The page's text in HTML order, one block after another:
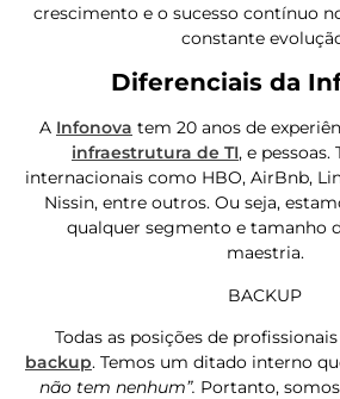
crescimento e o sucesso contínuo
constante
Diferenciais da
A Infonova tem 20 anos de
infraestrutura de TI, e pessoas.
internacionais como HBO, AirBnb,
Nissin, entre outros. Ou seja,
qualquer segmento e tamanho
maestria.
BACKUP
Todas as posições de
backup. Temos um ditado interno
não tem nenhum”. Portanto,